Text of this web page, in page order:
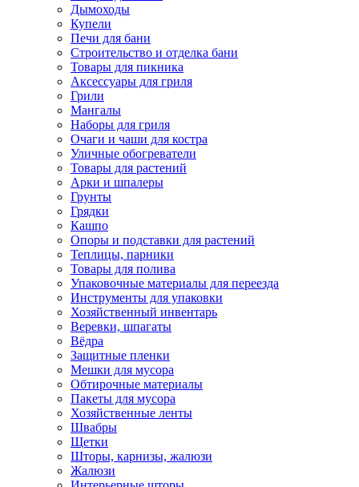
Дымоходы
Купели
Печи для бани
Строительство и отделка бани
Товары для пикника
Аксессуары для гриля
Грили
Мангалы
Наборы для гриля
Очаги и чаши для костра
Уличные обогреватели
Товары для растений
Арки и шпалеры
Грунты
Грядки
Кашпо
Опоры и подставки для растений
Теплицы, парники
Товары для полива
Упаковочные материалы для переезда
Инструменты для упаковки
Хозяйственный инвентарь
Веревки, шпагаты
Вёдра
Защитные пленки
Мешки для мусора
Обтирочные материалы
Пакеты для мусора
Хозяйственные ленты
Швабры
Щетки
Шторы, карнизы, жалюзи
Жалюзи